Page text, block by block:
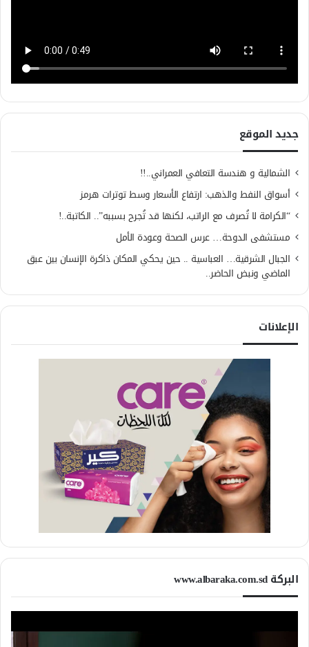
جديد الموقع
الشمالية و هندسة التعافي العمراني..!!
أسواق النفط والذهب: ارتفاع الأسعار وسط توترات هرمز
“الكرامة لا تُصرف مع الراتب، لكنها قد تُجرح بسببه”.. الكاتبة..!
مستشفى الدوحة… عرس الصحة وعودة الأمل
الجبال الشرقية… العباسية .. حين يحكي المكان ذاكرة الإنسان بين عبق
الماضي ونبض الحاضر..
الإعلانات
البركة www.albaraka.com.sd